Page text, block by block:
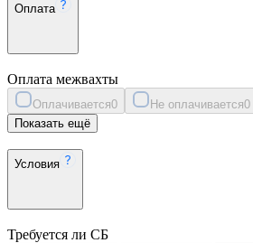
Оплата
Оплата межвахты
Оплачивается0 Не оплачивается0
Показать ещё
Условия
Требуется ли СБ